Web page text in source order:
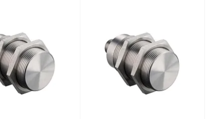
1 клик Сравнение
Наличие
уточняйте
Купить в 1 клик Сравнение
В избранное
Наличие
уточняйте